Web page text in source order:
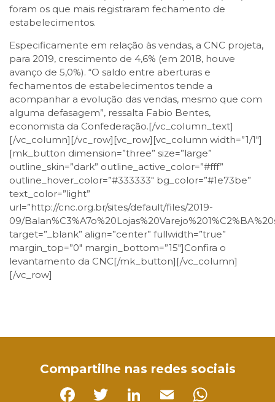
foram os que mais registraram fechamento de
estabelecimentos.
Especificamente em relação às vendas, a CNC projeta,
para 2019, crescimento de 4,6% (em 2018, houve
avanço de 5,0%). “O saldo entre aberturas e
fechamentos de estabelecimentos tende a
acompanhar a evolução das vendas, mesmo que com
alguma defasagem”, ressalta Fabio Bentes,
economista da Confederação.[/vc_column_text]
[/vc_column][/vc_row][vc_row][vc_column width=”1/1″]
[mk_button dimension=”three” size=”large”
outline_skin=”dark” outline_active_color=”#fff”
outline_hover_color=”#333333″ bg_color=”#1e73be”
text_color=”light”
url=”http://cnc.org.br/sites/default/files/2019-
09/
target=”_blank” align=”center” fullwidth=”true”
margin_top=”0″ margin_bottom=”15″]Confira o
levantamento da CNC[/mk_button][/vc_column]
[/vc_row]
Compartilhe nas redes sociais